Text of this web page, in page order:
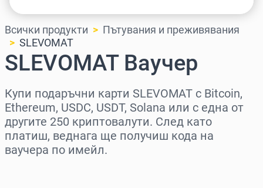
Всички продукти
Пътувания и преживявания
SLEVOMAT
SLEVOMAT Ваучер
Купи подаръчни карти SLEVOMAT с Bitcoin,
Ethereum, USDC, USDT, Solana или с една от
другите 250 криптовалути. След като
платиш, веднага ще получиш кода на
ваучера по имейл.